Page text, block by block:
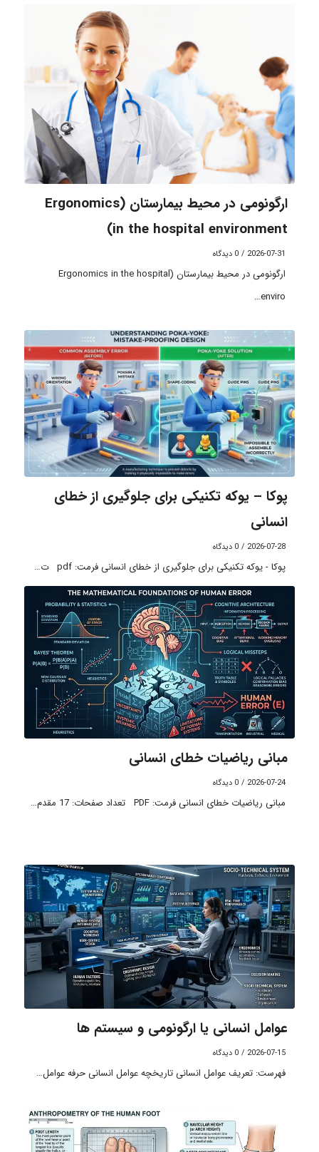
ارگونومی در محیط بیمارستان (Ergonomics
in the hospital environment)
2026-07-31
/ 0 دیدگاه
ارگونومی در محیط بیمارستان (Ergonomics in the hospital
enviro…
پوکا – یوکه تکنیکی برای جلوگیری از خطای
انسانی
2026-07-28
/ 0 دیدگاه
پوکا - یوکه تکنیکی برای جلوگیری از خطای انسانی فرمت: pdf ت…
مبانی ریاضیات خطای انسانی
2026-07-24
/ 0 دیدگاه
مبانی ریاضیات خطای انسانی فرمت: PDF تعداد صفحات: 17 مقدم…
عوامل انسانی یا ارگونومی و سیستم ها
2026-07-15
/ 0 دیدگاه
فهرست: تعریف عوامل انسانی تاریخچه عوامل انسانی حرفه عوامل…